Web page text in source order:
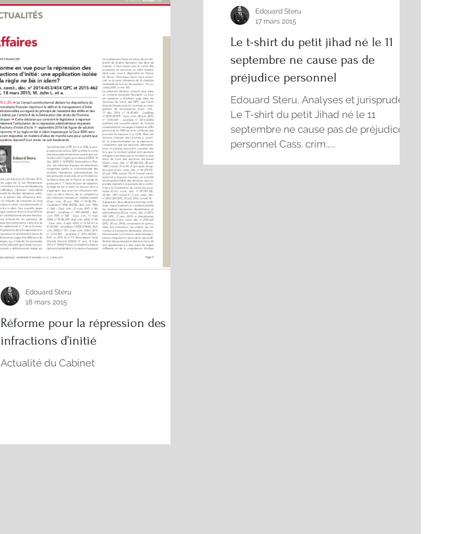
Réforme pour la répression des
infractions d’initié
Actualité du Cabinet
Edouard Steru
18 mars 2015
Le t-shirt du petit jihad né le 11
septembre ne cause pas de
préjudice personnel
Edouard Steru, Analyses et jurisprudences
Le T-shirt du petit Jihad né le 11
septembre ne cause pas de préjudice
personnel Cass. crim.,...
Edouard Steru
17 mars 2015